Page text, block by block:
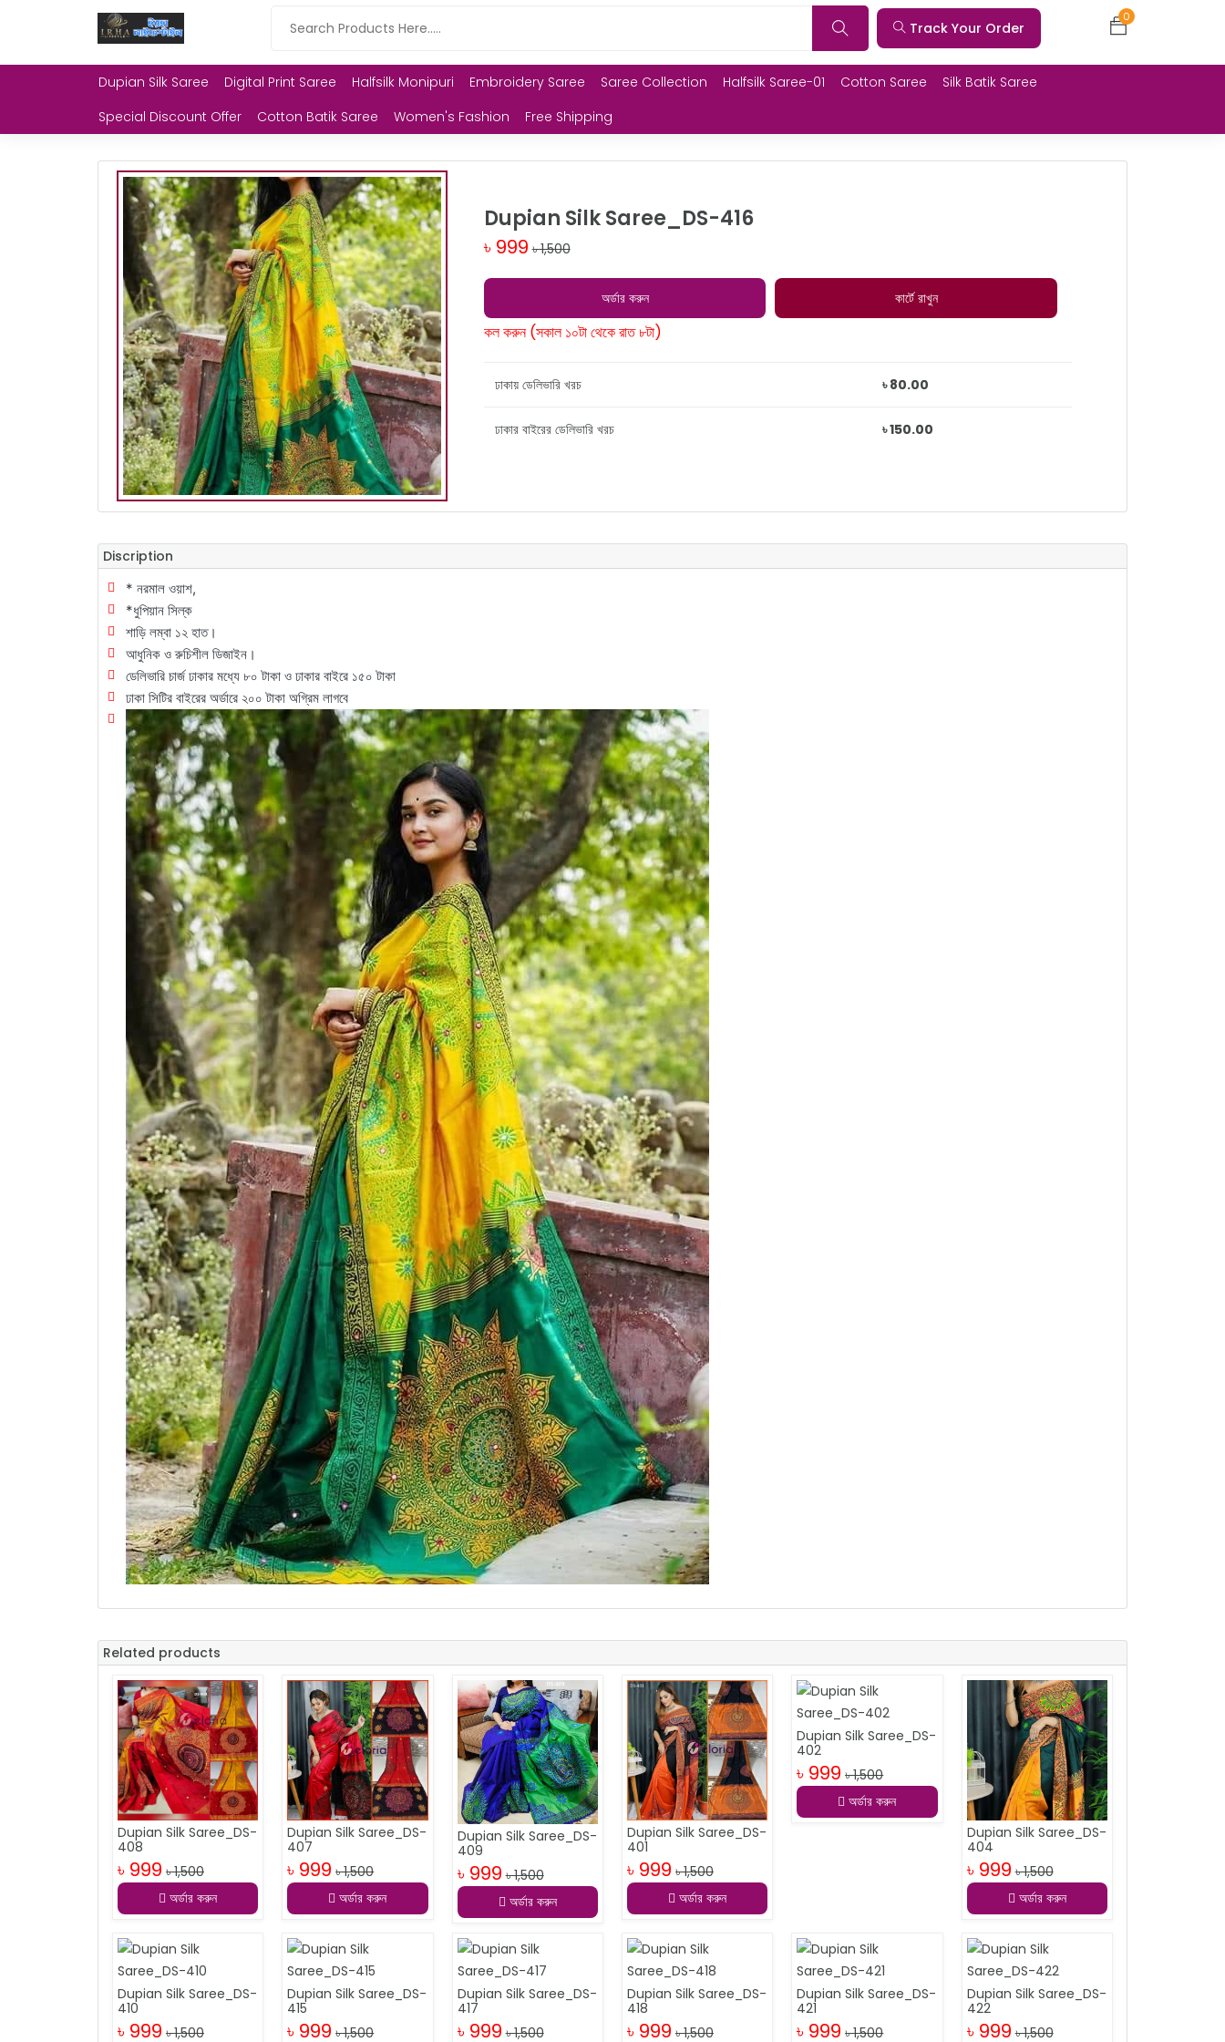
Track Your Order
0
Dupian Silk Saree Digital Print Saree Halfsilk Monipuri Embroidery Saree Saree Collection Halfsilk Saree-01 Cotton Saree
Silk Batik Saree
Special Discount Offer
Cotton Batik Saree Women's Fashion Free Shipping
Dupian Silk Saree_DS-416
৳ 999 ৳ 1,500
অর্ডার করুন কার্টে রাখুন
কল করুন (সকাল ১০টা থেকে রাত ৮টা)
ঢাকায় ডেলিভারি খরচ ৳ 80.00
ঢাকার বাইরের ডেলিভারি খরচ ৳ 150.00
Discription
* নরমাল ওয়াশ,
*ধুপিয়ান সিল্ক
শাড়ি লম্বা ১২ হাত।
আধুনিক ও রুচিশীল ডিজাইন।
ডেলিভারি চার্জ ঢাকার মধ্যে ৮০ টাকা ও ঢাকার বাইরে ১৫০ টাকা
ঢাকা সিটির বাইরের অর্ডারে ২০০ টাকা অগ্রিম লাগবে
Related products
Dupian Silk Saree_DS-
408
৳ 999 ৳ 1,500
অর্ডার করুন
Dupian Silk Saree_DS-
407
৳ 999 ৳ 1,500
অর্ডার করুন
Dupian Silk Saree_DS-
409
৳ 999 ৳ 1,500
অর্ডার করুন
Dupian Silk Saree_DS-
401
৳ 999 ৳ 1,500
অর্ডার করুন
Dupian Silk Saree_DS-
402
৳ 999 ৳ 1,500
অর্ডার করুন
Dupian Silk Saree_DS-
404
৳ 999 ৳ 1,500
অর্ডার করুন
Dupian Silk Saree_DS-
410
৳ 999 ৳ 1,500
Dupian Silk Saree_DS-
415
৳ 999 ৳ 1,500
Dupian Silk Saree_DS-
417
৳ 999 ৳ 1,500
Dupian Silk Saree_DS-
418
৳ 999 ৳ 1,500
Dupian Silk Saree_DS-
421
৳ 999 ৳ 1,500
Dupian Silk Saree_DS-
422
৳ 999 ৳ 1,500